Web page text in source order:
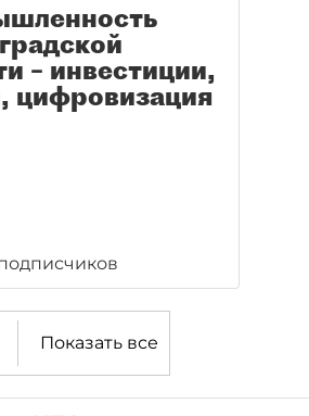
– инвестиции,
цифровизация
Показать все